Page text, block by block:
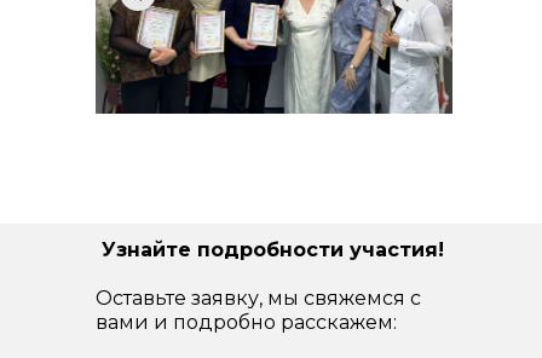
Узнайте подробности участия!
Оставьте заявку, мы свяжемся с
вами и подробно расскажем: